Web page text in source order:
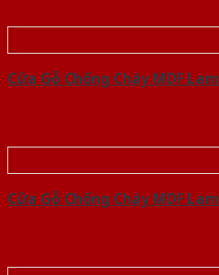
Cửa Gỗ Chống Cháy MDF
Cửa Gỗ Chống Cháy MDF